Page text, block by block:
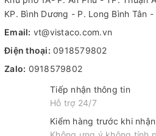
KP. Bình Dương - P. Long Bình Tân
Email: vt@vistaco.com.vn
Điện thoại: 0918579802
Zalo: 0918579802
Tiếp nhận thông tin
Hỗ trợ 24/7
Kiểm hàng trước khi nhận